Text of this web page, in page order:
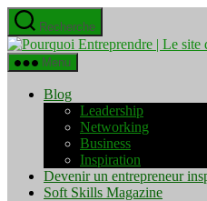
Aller
au
contenu
Recherche
Menu
Blog
Leadership
Networking
Business
Inspiration
Devenir un entrepreneur
Soft Skills Magazine